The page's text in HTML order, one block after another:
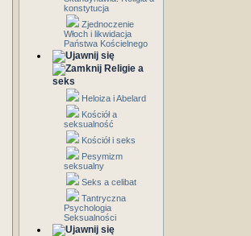
konstytucja
Zjednoczenie
Włoch i likwidacja
Państwa Kościelnego
Religie a
seks
Heloiza i Abelard
Kościół a
seksualność
Kościół i seks
Pesymizm
seksualny
Seks a celibat
Tantryczna
Psychologia
Seksualności